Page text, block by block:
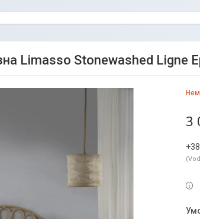
Limasso Stonewashed Ligne
3